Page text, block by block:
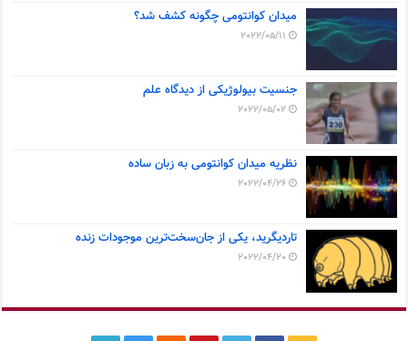
میدان کوانتومی چگونه کشف شد؟
2022/05/11
جنسیت بیولوژیکی از دیدگاه علم
2022/05/02
نظریه میدان کوانتومی به زبان ساده
2022/04/26
تاردیگرید، یکی از جان‌سخت‌ترین موجودات زنده
2022/04/20